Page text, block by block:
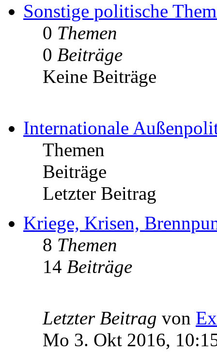
Sonstige politische
0 Themen
0 Beiträge
Keine Beiträge
Internationale
Themen
Beiträge
Letzter Beitrag
Kriege, Krisen,
8 Themen
14 Beiträge
Letzter Beitrag von
Mo 3. Okt 2016,